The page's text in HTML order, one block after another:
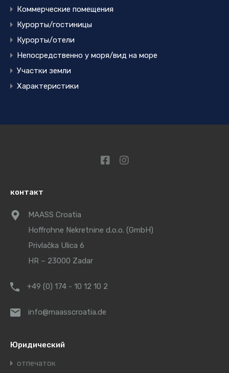
Коммерческие помещения
Курорты/гостиницы
Курорты/отели
Непосредственно у моря/вид на море
Участки земли
Характеристики
контакт
MAASS Croatia
Hoffrohne Nekretnine d.o.o. (GmbH)
Privlačka Ulica 6
HR – 23000 Zadar
+49 (0) 174 - 10 12 10 2
info@maasscroatia.de
Юридический
отпечаток